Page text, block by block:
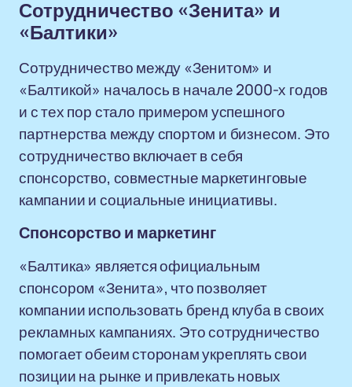
Сотрудничество «Зенита» и
«Балтики»
Сотрудничество между «Зенитом» и
«Балтикой» началось в начале 2000-х годов
и с тех пор стало примером успешного
партнерства между спортом и бизнесом. Это
сотрудничество включает в себя
спонсорство, совместные маркетинговые
кампании и социальные инициативы.
Спонсорство и маркетинг
«Балтика» является официальным
спонсором «Зенита», что позволяет
компании использовать бренд клуба в своих
рекламных кампаниях. Это сотрудничество
помогает обеим сторонам укреплять свои
позиции на рынке и привлекать новых